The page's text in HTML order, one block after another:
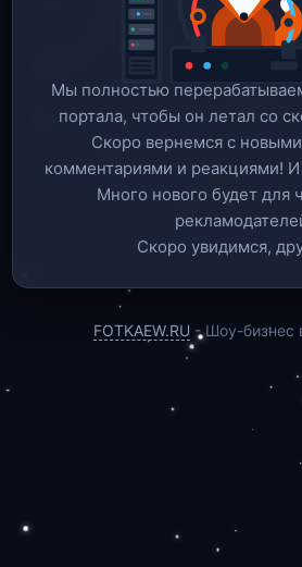
Мы полностью
портала, чтобы он летал со
Скоро вернемся c
комментариями и реакциями! И
Много нового будет для
Скоро увидимся,
FOTKAEW.RU - Шоу-бизнес